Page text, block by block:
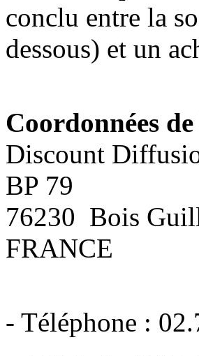
conclu entre la
dessous) et un
Coordonnées
Discount
BP 79
76230 Bois
FRANCE
- Téléphone :